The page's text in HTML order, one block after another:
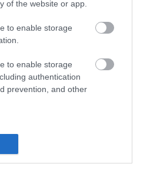
of the website or app.
to enable storage
to enable storage
authentication
prevention, and other
SPABOOK
blogger, vendégélmény
hogy a kategória teremtő